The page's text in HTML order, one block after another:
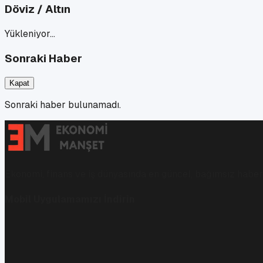
Döviz / Altın
Yükleniyor…
Sonraki Haber
Kapat
Sonraki haber bulunamadı.